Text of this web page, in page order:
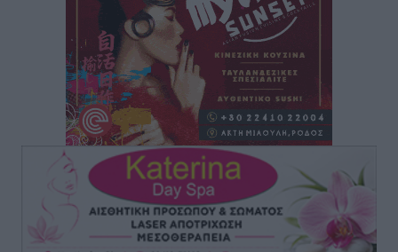
αγωνιστικών της κανονικής περιόδου
πριν 18 ώρες
Συνελήφθησαν δύο άτομα στην Κάρπαθο για άγρα
πελατών
Τοπικές Ειδήσεις• πριν 18 ώρες
Χωρίς υποχρεωτική παρουσία μικρών στη 12άδα
Αθλητικά πριν 18 ώρες
Ο Πελεκάνος, οι ανεμογεννήτριες και μια κοινότητα